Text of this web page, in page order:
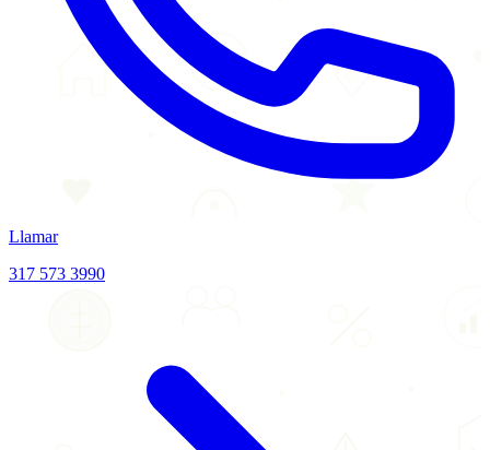
Llamar
317 573 3990